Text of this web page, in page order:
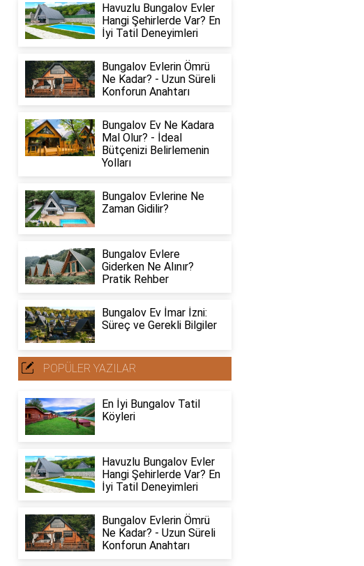
Havuzlu Bungalov Evler
Hangi Şehirlerde Var? En
İyi Tatil Deneyimleri
Bungalov Evlerin Ömrü
Ne Kadar? - Uzun Süreli
Konforun Anahtarı
Bungalov Ev Ne Kadara
Mal Olur? - İdeal
Bütçenizi Belirlemenin
Yolları
Bungalov Evlerine Ne
Zaman Gidilir?
Bungalov Evlere
Giderken Ne Alınır?
Pratik Rehber
Bungalov Ev İmar İzni:
Süreç ve Gerekli Bilgiler
POPÜLER YAZILAR
En İyi Bungalov Tatil
Köyleri
Havuzlu Bungalov Evler
Hangi Şehirlerde Var? En
İyi Tatil Deneyimleri
Bungalov Evlerin Ömrü
Ne Kadar? - Uzun Süreli
Konforun Anahtarı